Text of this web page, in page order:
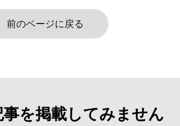
前のページに戻る
を掲載してみません